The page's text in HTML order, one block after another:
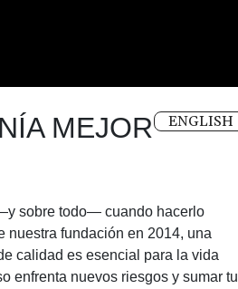
MEJOR
ENGLISH
sobre todo— cuando hacerlo
nuestra fundación en 2014, una
calidad es esencial para la vida
enfrenta nuevos riesgos y sumar tu